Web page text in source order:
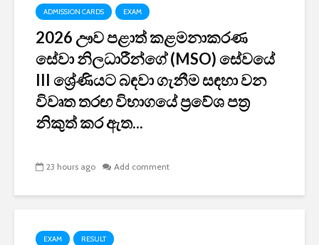
ADMISSION CARDS EXAM
2026 ඌව පළාත් කළමනාකරණ
සේවා නිලධාරීන්ගේ (MSO) සේවයේ
III ශ්‍රේණියට බඳවා ගැනීම සඳහා වන
විවෘත තරඟ විභාගයේ ප්‍රවේශ පත්‍ර
නිකුත් කර ඇත...
23 hours ago Add comment
EXAM RESULT